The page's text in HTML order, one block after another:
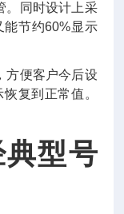
。同时设计上采
能节约60%显示
方便客户今后设
复到正常值。
型号